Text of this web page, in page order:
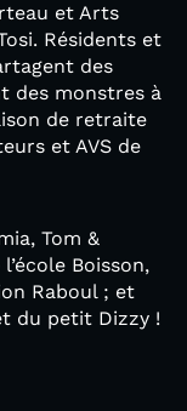
et Arts
Résidents et
des
des monstres à
de retraite
et AVS de
Tom &
Boisson,
Raboul ; et
du petit Dizzy !